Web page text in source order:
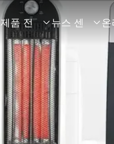
제품 전
시
 뉴스 센
터
 온
팅